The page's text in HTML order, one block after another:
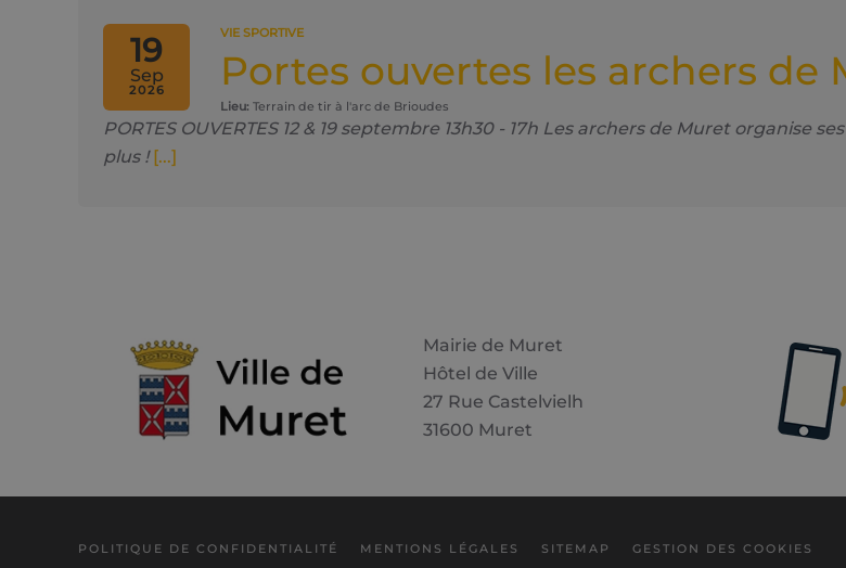
19
Sep
2026
VIE SPORTIVE
Portes ouvertes les archers de
Lieu: Terrain de tir à l'arc de Brioudes
PORTES OUVERTES 12 & 19 septembre 13h30 - 17h Les archers de Muret organise
plus ! [...]
Mairie de Muret
Hôtel de Ville
27 Rue Castelvielh
31600 Muret
POLITIQUE DE CONFIDENTIALITÉ MENTIONS LÉGALES SITEMAP GESTION DES COOKIES